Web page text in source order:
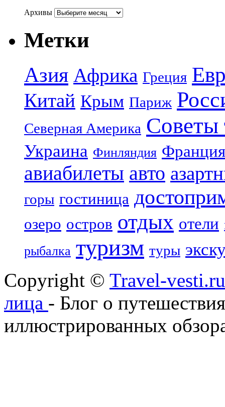
Архивы
Метки
Азия Африка Греция
Китай Крым Париж
Северная Америка Советы
Украина Финляндия Франция
авиабилеты авто
горы гостиница
озеро остров отдых отели
рыбалка туризм туры
Copyright © Travel-
лица - Блог о
иллюстрированных